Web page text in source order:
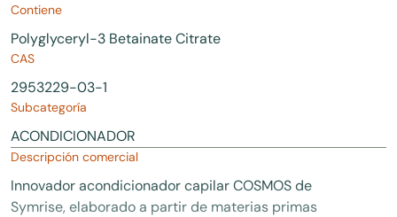
Contiene
Polyglyceryl-3 Betainate Citrate
CAS
2953229-03-1
Subcategoría
ACONDICIONADOR
Descripción comercial
Innovador acondicionador capilar COSMOS de
Symrise, elaborado a partir de materias primas